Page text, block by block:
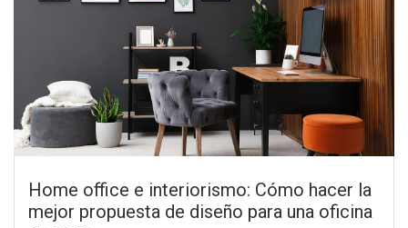
Home office e interiorismo: Cómo hacer la
mejor propuesta de diseño para una oficina